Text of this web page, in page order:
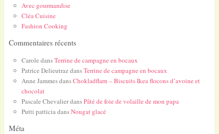
Avec gourmandise
Cléa Cuisine
Fashion Cooking
Commentaires récents
Carole dansTerrine de campagne en bocaux
Patrice DelieutrazdansTerrine de campagne en bocaux
Anne JammesdansChokladflarn – Biscuits Ikea flocons d’avoine et
chocolat
Pascale ChevalierdansPâté de foie de volaille de mon papa
Putti patticiadansNougat glacé
Méta